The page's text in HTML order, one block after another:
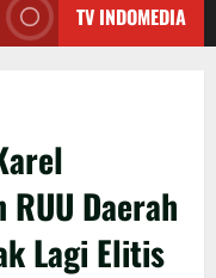
TV INDOMEDIA
Daerah
Lagi Elitis